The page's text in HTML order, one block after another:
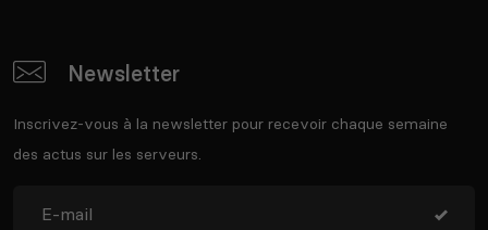
Newsletter
Inscrivez-vous à la newsletter pour recevoir chaque semaine
des actus sur les serveurs.